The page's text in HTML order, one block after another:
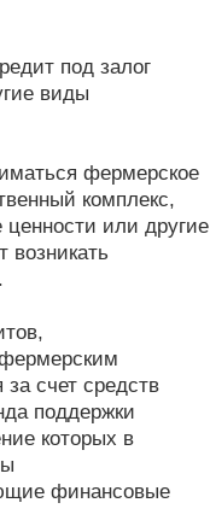
под залог
виды
фермерское
комплекс,
или другие
возникать
счет средств
поддержки
которых в
финансовые